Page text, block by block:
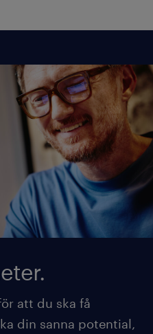
att du ska få
din sanna potential,